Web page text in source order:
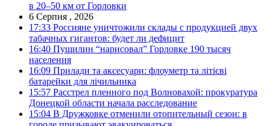
в 20–50 км от Горловки
6 Серпня , 2026
17:33 Россияне уничтожили склады с продукцией двух
табачных гигантов: будет ли дефицит
16:40 Пушилин “нарисовал” Горловке 190 тысяч
населения
16:09 Прилади та аксесуари: флоуметр та літієві
батарейки для лічильника
15:57 Расстрел пленного под Волновахой: прокуратура
Донецкой области начала расследование
15:04 В Дружковке отменили отопительный сезон: в